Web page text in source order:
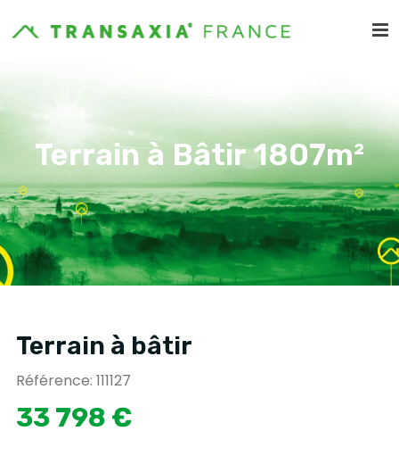
Terrain à Bâtir 1807m²
Terrain à bâtir
Référence: 111127
33 798 €